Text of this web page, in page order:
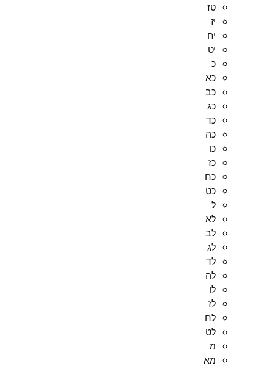
טז
יז
יח
יט
כ
כא
כב
כג
כד
כה
כו
כז
כח
כט
ל
לא
לב
לג
לד
לה
לו
לז
לח
לט
מ
מא